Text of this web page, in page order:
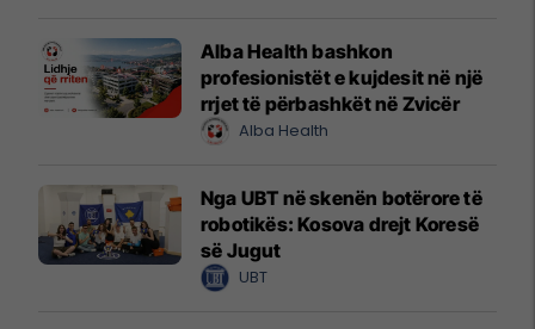
Alba Health bashkon
profesionistët e kujdesit në një
rrjet të përbashkët në Zvicër
Alba Health
Nga UBT në skenën botërore të
robotikës: Kosova drejt Koresë
së Jugut
UBT